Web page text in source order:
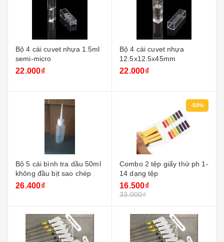
Bộ 4 cái cuvet nhựa 1.5ml
semi-micro
22.000₫
Bộ 4 cái cuvet nhựa
12.5x12.5x45mm
22.000₫
Bộ 5 cái bình tra dầu 50ml
không đầu bịt sao chép
26.400₫
-50%
Combo 2 tệp giấy thử ph 1-
14 dạng tệp
16.500₫
33.000₫